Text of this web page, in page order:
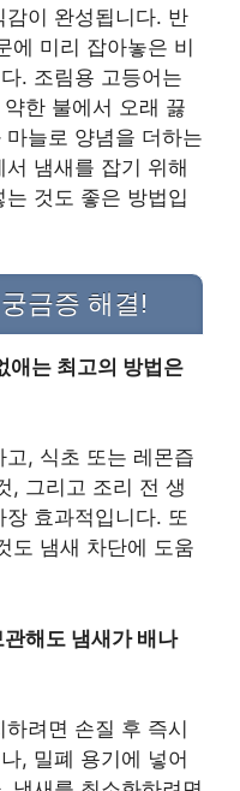
이 완성됩니다. 반
에 미리 잡아놓은 비
. 조림용 고등어는
한 불에서 오래 끓
늘로 양념을 더하는
냄새를 잡기 위해
것도 좋은 방법입
금증 해결!
애는 최고의 방법은
, 식초 또는 레몬즙
, 그리고 조리 전 생
효과적입니다. 또
도 냄새 차단에 도움
해도 냄새가 배나
려면 손질 후 즉시
, 밀폐 용기에 넣어